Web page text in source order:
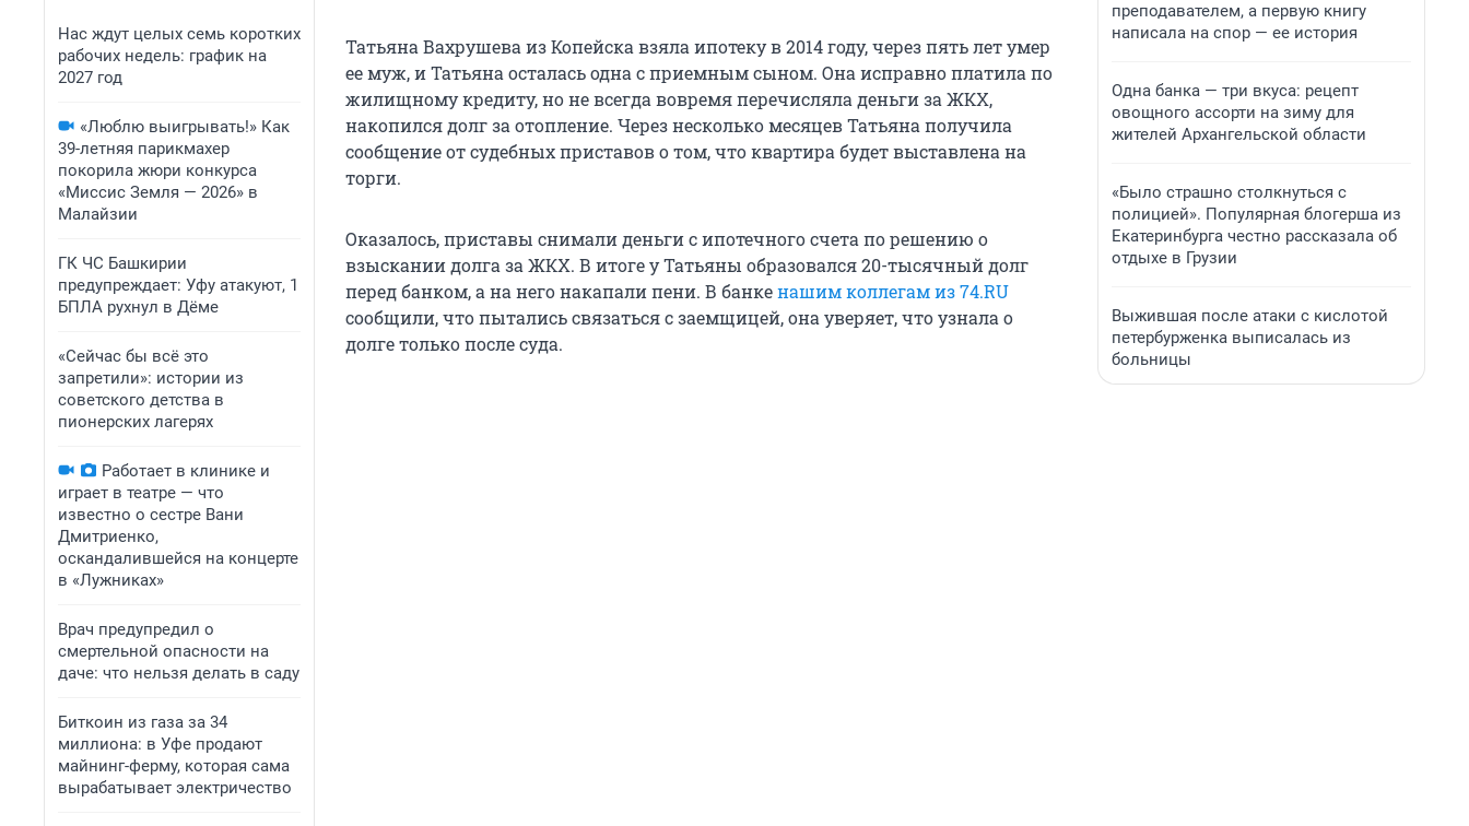
Нас ждут целых семь коротких
рабочих недель: график на
2027 год
«Люблю выигрывать!» Как
39-летняя парикмахер
покорила жюри конкурса
«Миссис Земля — 2026» в
Малайзии
ГК ЧС Башкирии
предупреждает: Уфу атакуют, 1
БПЛА рухнул в Дёме
«Сейчас бы всё это
запретили»: истории из
советского детства в
пионерских лагерях
Работает в клинике и
играет в театре — что
известно о сестре Вани
Дмитриенко,
оскандалившейся на концерте
в «Лужниках»
Врач предупредил о
смертельной опасности на
даче: что нельзя делать в саду
Биткоин из газа за 34
миллиона: в Уфе продают
майнинг-ферму, которая сама
вырабатывает электричество
Татьяна Вахрушева из Копейска взяла ипотеку в 2014 году, через пять лет умер
ее муж, и Татьяна осталась одна с приемным сыном. Она исправно платила по
жилищному кредиту, но не всегда вовремя перечисляла деньги за ЖКХ,
накопился долг за отопление. Через несколько месяцев Татьяна получила
сообщение от судебных приставов о том, что квартира будет выставлена на
торги.
Оказалось, приставы снимали деньги с ипотечного счета по решению о
взыскании долга за ЖКХ. В итоге у Татьяны образовался 20-тысячный долг
перед банком, а на него накапали пени. В банкенашим коллегам из 74.RU
сообщили, что пытались связаться с заемщицей, она уверяет, что узнала о
долге только после суда.
преподавателем, а первую книгу
написала на спор — ее история
Одна банка — три вкуса: рецепт
овощного ассорти на зиму для
жителей Архангельской области
«Было страшно столкнуться с
полицией». Популярная блогерша из
Екатеринбурга честно рассказала об
отдыхе в Грузии
Выжившая после атаки с кислотой
петербурженка выписалась из
больницы